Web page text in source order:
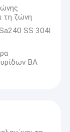
τη ζώνη
SS 304l
BA